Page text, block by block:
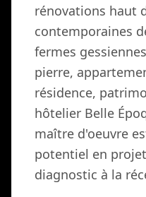
rénovations haut
contemporaines
fermes
pierre,
résidence,
hôtelier Belle
maître d'oeuvre
potentiel en
diagnostic à la